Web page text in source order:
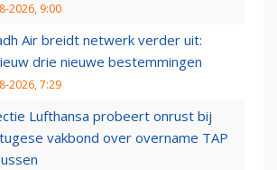
2026, 9:00
Air breidt netwerk verder uit:
drie nieuwe bestemmingen
2026, 7:29
Lufthansa probeert onrust bij
vakbond over overname TAP